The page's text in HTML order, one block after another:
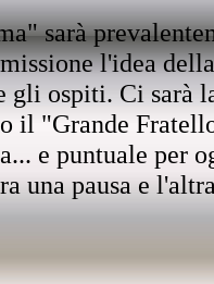
sarà
l'idea
gli ospiti. Ci sarà
il "Grande
e puntuale
una pausa e